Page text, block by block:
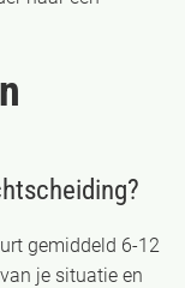
gemiddeld 6-12
je situatie en